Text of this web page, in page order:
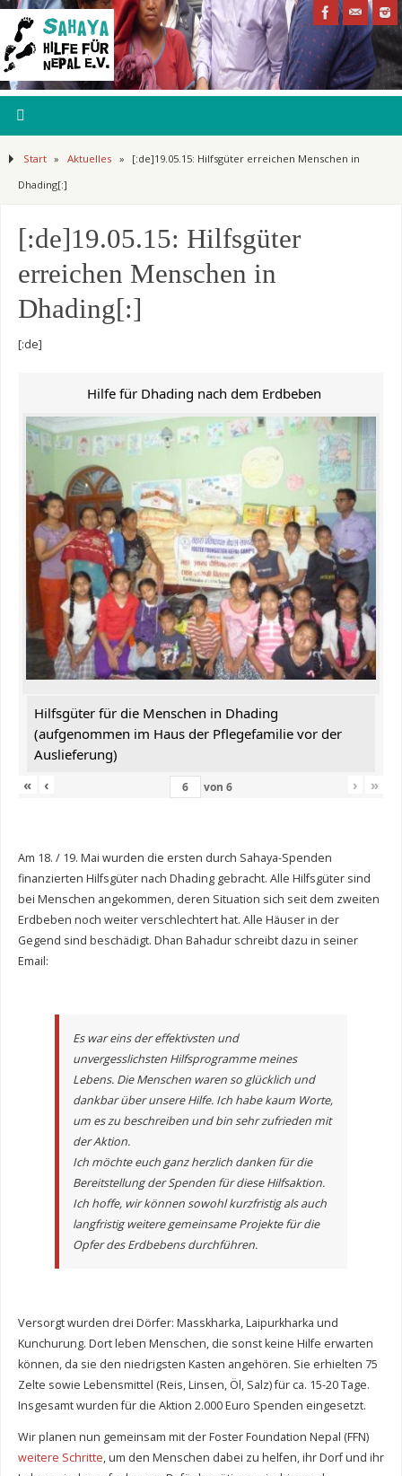
Start » Aktuelles »
[:de]19.05.15: Hilfsgüter erreichen Menschen in
Dhading[:]
[:de]19.05.15: Hilfsgüter
erreichen Menschen in
Dhading[:]
[:de]
Hilfe für Dhading nach dem Erdbeben
Hilfsgüter für die Menschen in Dhading
(aufgenommen im Haus der Pflegefamilie vor der
Auslieferung)
«
‹ von 6 › »
Am 18. / 19. Mai wurden die ersten durch Sahaya-Spenden
finanzierten Hilfsgüter nach Dhading gebracht. Alle Hilfsgüter sind
bei Menschen angekommen, deren Situation sich seit dem zweiten
Erdbeben noch weiter verschlechtert hat. Alle Häuser in der
Gegend sind beschädigt. Dhan Bahadur schreibt dazu in seiner
Email:
Es war eins der effektivsten und
unvergesslichsten Hilfsprogramme meines
Lebens. Die Menschen waren so glücklich und
dankbar über unsere Hilfe. Ich habe kaum Worte,
um es zu beschreiben und bin sehr zufrieden mit
der Aktion.
Ich möchte euch ganz herzlich danken für die
Bereitstellung der Spenden für diese Hilfsaktion.
Ich hoffe, wir können sowohl kurzfristig als auch
langfristig weitere gemeinsame Projekte für die
Opfer des Erdbebens durchführen.
Versorgt wurden drei Dörfer: Masskharka, Laipurkharka und
Kunchurung. Dort leben Menschen, die sonst keine Hilfe erwarten
können, da sie den niedrigsten Kasten angehören. Sie erhielten 75
Zelte sowie Lebensmittel (Reis, Linsen, Öl, Salz) für ca. 15-20 Tage.
Insgesamt wurden für die Aktion 2.000 Euro Spenden eingesetzt.
Wir planen nun gemeinsam mit der Foster Foundation Nepal (FFN)
weitere Schritte, um den Menschen dabei zu helfen, ihr Dorf und ihr